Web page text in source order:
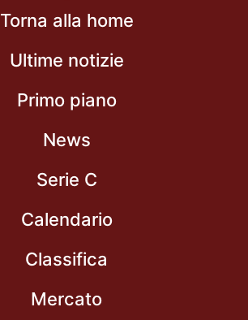
Torna alla home
Ultime notizie
Primo piano
News
Serie C
Calendario
Classifica
Mercato